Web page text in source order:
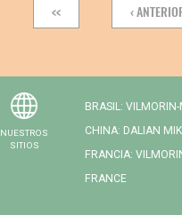
FIRST
PAGE
<<
PREVIOUS
PAGE
‹
NUESTROS
SITIOS
BRASIL:
CHINA: DALIAN
FRANCIA:
FRANCE